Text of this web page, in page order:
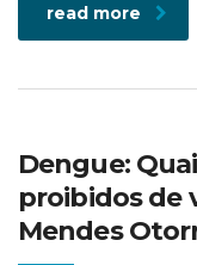
read more
Dengue:
proibidos de
Mendes